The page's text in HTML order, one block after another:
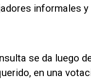
informales
se da luego
en una